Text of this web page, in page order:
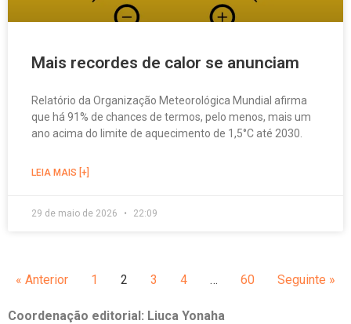
Mais recordes de calor se anunciam
Relatório da Organização Meteorológica Mundial afirma
que há 91% de chances de termos, pelo menos, mais um
ano acima do limite de aquecimento de 1,5°C até 2030.
LEIA MAIS [+]
29 de maio de 2026 22:09
« Anterior 1 2 3 4 … 60 Seguinte »
Coordenação editorial: Liuca Yonaha